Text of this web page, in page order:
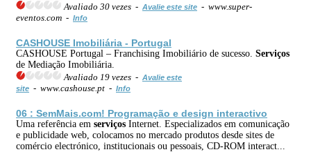
Avaliado 30 vezes - Avalie este site - www.super-
eventos.com - Info
CASHOUSE Imobiliária - Portugal
CASHOUSE Portugal – Franchising Imobiliário de sucesso. Serviços
de Mediação Imobiliária.
Avaliado 19 vezes - Avalie este
site - www.cashouse.pt - Info
06 : SemMais.com! Programação e design interactivo
Uma referência em serviços Internet. Especializados em comunicação
e publicidade web, colocamos no mercado produtos desde sites de
comércio electrónico, institucionais ou pessoais, CD-ROM interact...